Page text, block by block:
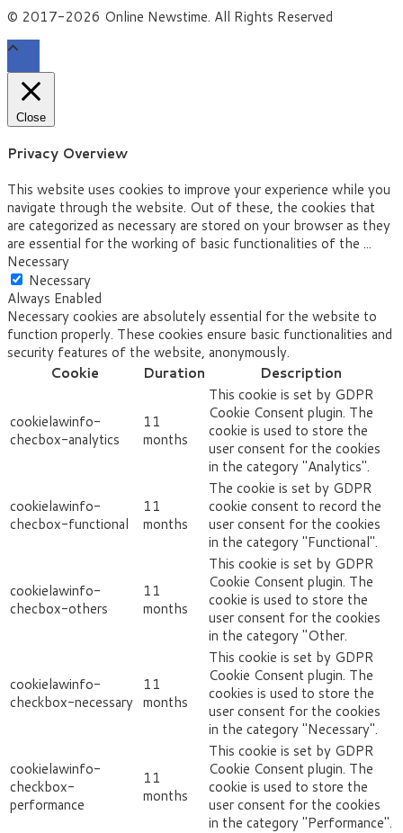
© 2017-2026 Online Newstime. All Rights Reserved
Close
Privacy Overview
This website uses cookies to improve your experience while you
navigate through the website. Out of these, the cookies that
are categorized as necessary are stored on your browser as they
are essential for the working of basic functionalities of the ...
Necessary
Necessary
Always Enabled
Necessary cookies are absolutely essential for the website to
function properly. These cookies ensure basic functionalities and
security features of the website, anonymously.
Cookie
Duration Description
cookielawinfo-
checbox-analytics
11
months
This cookie is set by GDPR
Cookie Consent plugin. The
cookie is used to store the
user consent for the cookies
in the category "Analytics".
cookielawinfo-
checbox-functional
11
months
The cookie is set by GDPR
cookie consent to record the
user consent for the cookies
in the category "Functional".
cookielawinfo-
checbox-others
11
months
This cookie is set by GDPR
Cookie Consent plugin. The
cookie is used to store the
user consent for the cookies
in the category "Other.
cookielawinfo-
checkbox-necessary
11
months
This cookie is set by GDPR
Cookie Consent plugin. The
cookies is used to store the
user consent for the cookies
in the category "Necessary".
cookielawinfo-
checkbox-
performance
11
months
This cookie is set by GDPR
Cookie Consent plugin. The
cookie is used to store the
user consent for the cookies
in the category "Performance".